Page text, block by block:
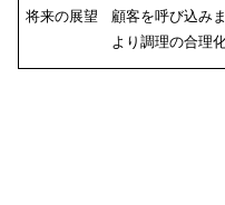
将来の展望
顧客を呼び込み
より調理の合理